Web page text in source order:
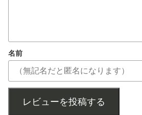
名前
レビューを投稿する